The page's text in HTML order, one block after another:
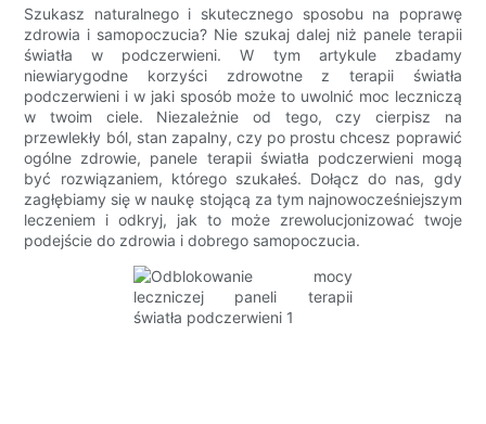
Szukasz naturalnego i skutecznego sposobu na poprawę
zdrowia i samopoczucia? Nie szukaj dalej niż panele terapii
światła w podczerwieni. W tym artykule zbadamy
niewiarygodne korzyści zdrowotne z terapii światła
podczerwieni i w jaki sposób może to uwolnić moc leczniczą
w twoim ciele. Niezależnie od tego, czy cierpisz na
przewlekły ból, stan zapalny, czy po prostu chcesz poprawić
ogólne zdrowie, panele terapii światła podczerwieni mogą
być rozwiązaniem, którego szukałeś. Dołącz do nas, gdy
zagłębiamy się w naukę stojącą za tym najnowocześniejszym
leczeniem i odkryj, jak to może zrewolucjonizować twoje
podejście do zdrowia i dobrego samopoczucia.